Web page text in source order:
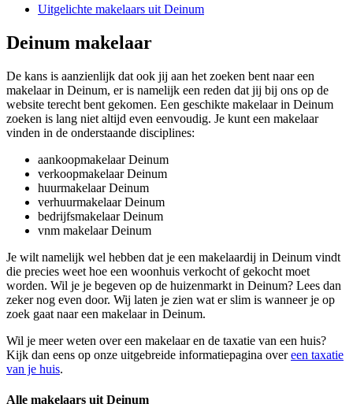
Uitgelichte makelaars uit Deinum
Deinum makelaar
De kans is aanzienlijk dat ook jij aan het zoeken bent naar een
makelaar in Deinum, er is namelijk een reden dat jij bij ons op de
website terecht bent gekomen. Een geschikte makelaar in Deinum
zoeken is lang niet altijd even eenvoudig. Je kunt een makelaar
vinden in de onderstaande disciplines:
aankoopmakelaar Deinum
verkoopmakelaar Deinum
huurmakelaar Deinum
verhuurmakelaar Deinum
bedrijfsmakelaar Deinum
vnm makelaar Deinum
Je wilt namelijk wel hebben dat je een makelaardij in Deinum vindt
die precies weet hoe een woonhuis verkocht of gekocht moet
worden. Wil je je begeven op de huizenmarkt in Deinum? Lees dan
zeker nog even door. Wij laten je zien wat er slim is wanneer je op
zoek gaat naar een makelaar in Deinum.
Wil je meer weten over een makelaar en de taxatie van een huis?
Kijk dan eens op onze uitgebreide informatiepagina overeen taxatie
van je huis.
Alle makelaars uit Deinum